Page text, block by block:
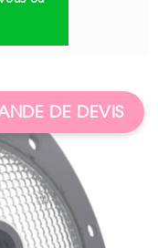
DE DEVIS